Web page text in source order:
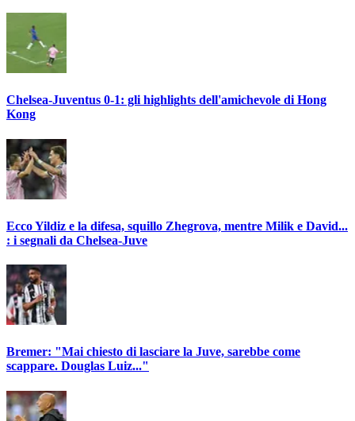
Chelsea-Juventus 0-1: gli highlights dell'amichevole di Hong
Kong
Ecco Yildiz e la difesa, squillo Zhegrova, mentre Milik e David...
: i segnali da Chelsea-Juve
Bremer: "Mai chiesto di lasciare la Juve, sarebbe come
scappare. Douglas Luiz..."